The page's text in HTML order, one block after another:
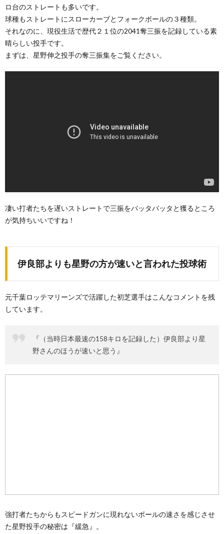
ロ台のストレートも多いです。
球種もストレートにスローカーブとフォークボールの３種類。
それなのに、現役生活で歴代２１位の2041奪三振を記録している素
晴らしい投手です。
まずは、星野伸之投手の奪三振集をご覧ください。
凄い打者たちを遅いストレートで三振をバッタバッタと獲るところ
が気持ちいいですね！
伊良部よりも星野の方が速いと言われた投球術
元千葉ロッテマリーンズで活躍した初芝選手はこんなコメントを残
しています。
『（当時日本最速の158キロを記録した）伊良部より星
野さんのほうが速いと思う』
強打者たちからもスピードガンに現れないボールの速さを感じさせ
た星野投手の秘密は『緩急』。